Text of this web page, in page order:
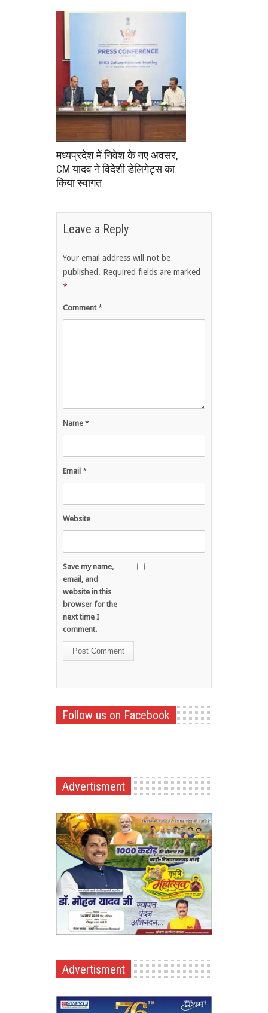
मध्यप्रदेश में निवेश के नए अवसर,
CM यादव ने विदेशी डेलिगेट्स का
किया स्वागत
Leave a Reply
Your email address will not be
published. Required fields are marked
*
Comment*
Name *
Email *
Website
Save my name,
email, and
website in this
browser for the
next time I
comment.
Follow us on Facebook
Advertisment
Advertisment